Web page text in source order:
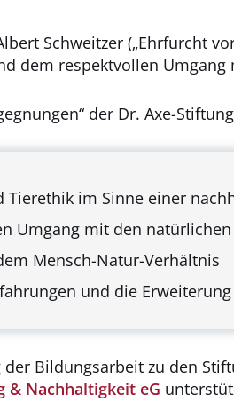
Schweitzer („Ehrfurcht
dem respektvollen
der Dr. Axe-
Tierethik im Sinne einer
Umgang mit den
Mensch-Natur-Verhältnis
und die
Bildungsarbeit zu den
& Nachhaltigkeit eG